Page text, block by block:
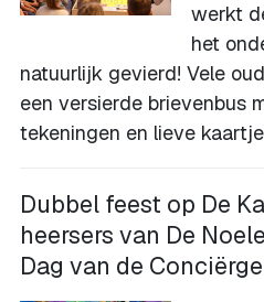
werkt
het
natuurlijk gevierd! Vele
een versierde brievenbus
tekeningen en lieve
Dubbel feest op De
heersers van De
Dag van de Conciërge